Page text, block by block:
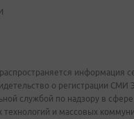
информация
о регистрации
службой по надзору в сфере
и массовых